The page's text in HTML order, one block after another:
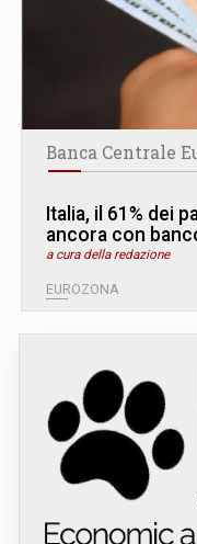
Banca Centrale
Italia, il 61% dei
ancora con
a cura della redazione
EUROZONA